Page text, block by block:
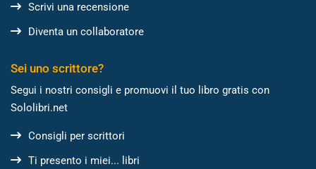
Scrivi una recensione
Diventa un collaboratore
Sei uno scrittore?
Segui i nostri consigli e promuovi il tuo libro gratis con
Sololibri.net
Consigli per scrittori
Ti presento i miei... libri